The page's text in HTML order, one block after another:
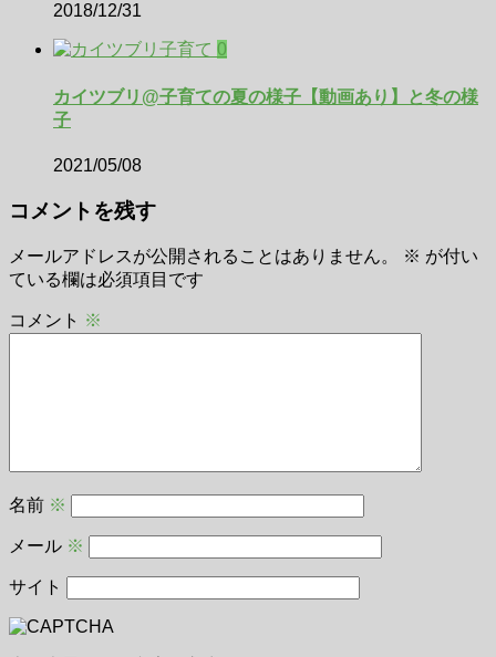
2018/12/31
0
カイツブリ@子育ての夏の様子【動画あり】と冬の様
子
2021/05/08
コメントを残す
メールアドレスが公開されることはありません。 ※ が付い
ている欄は必須項目です
コメント ※
名前 ※
メール ※
サイト